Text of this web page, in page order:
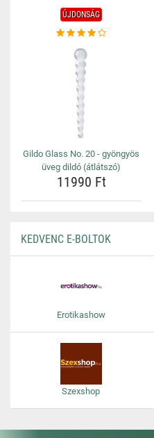
ÚJDONSÁG
Gildo Glass No. 20 - gyöngyös
üveg dildó (átlátszó)
11990 Ft
KEDVENC E-BOLTOK
Erotikashow
Szexshop